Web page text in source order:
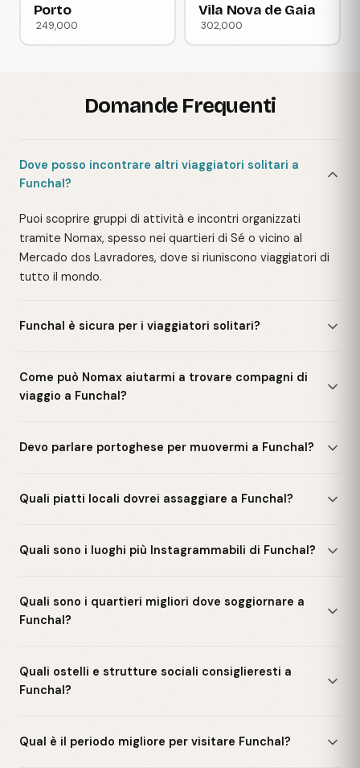
Porto
249,000
Vila Nova de Gaia
302,000
Domande Frequenti
Dove posso incontrare altri viaggiatori solitari a
Funchal?
Puoi scoprire gruppi di attività e incontri organizzati
tramite Nomax, spesso nei quartieri di Sé o vicino al
Mercado dos Lavradores, dove si riuniscono viaggiatori di
tutto il mondo.
Funchal è sicura per i viaggiatori solitari?
Come può Nomax aiutarmi a trovare compagni di
viaggio a Funchal?
Devo parlare portoghese per muovermi a Funchal?
Quali piatti locali dovrei assaggiare a Funchal?
Quali sono i luoghi più Instagrammabili di Funchal?
Quali sono i quartieri migliori dove soggiornare a
Funchal?
Quali ostelli e strutture sociali consiglieresti a
Funchal?
Qual è il periodo migliore per visitare Funchal?